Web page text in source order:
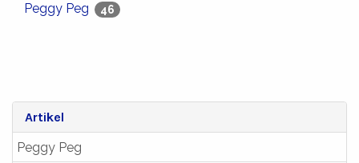
Artikel
Peggy Peg
Peggy Peg 46